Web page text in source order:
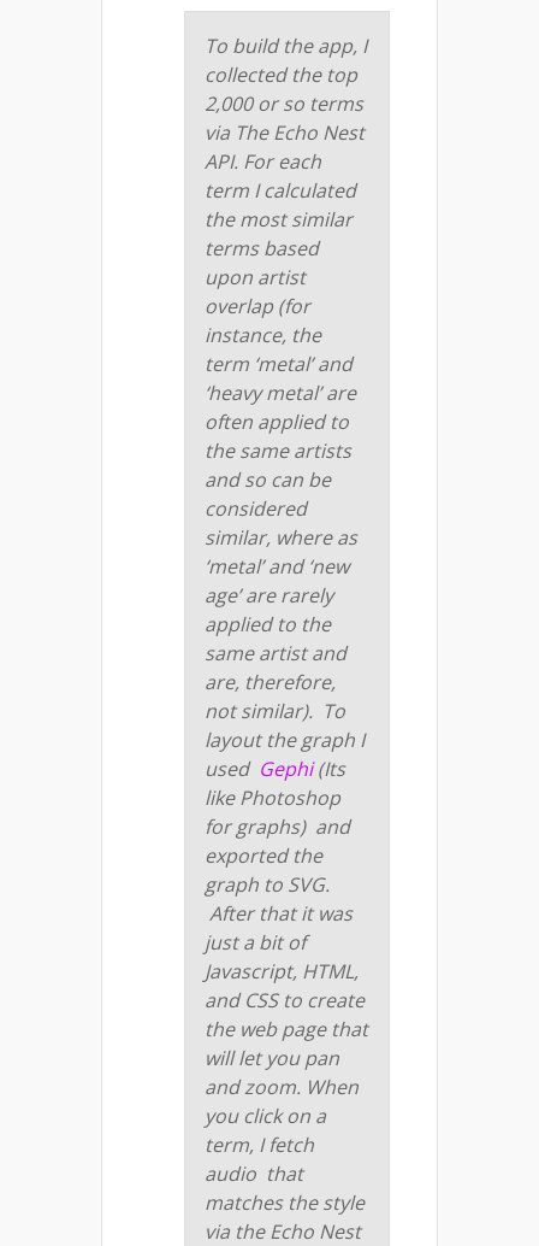
To build the app, I
collected the top
2,000 or so terms
via The Echo Nest
API. For each
term I calculated
the most similar
terms based
upon artist
overlap (for
instance, the
term ‘metal’ and
‘heavy metal’ are
often applied to
the same artists
and so can be
considered
similar, where as
‘metal’ and ‘new
age’ are rarely
applied to the
same artist and
are, therefore,
not similar). To
layout the graph I
used Gephi(Its
like Photoshop
for graphs) and
exported the
graph to SVG.
After that it was
just a bit of
Javascript, HTML,
and CSS to create
the web page that
will let you pan
and zoom. When
you click on a
term, I fetch
audio that
matches the style
via the Echo Nest